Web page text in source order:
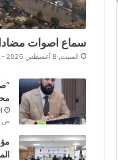
سماع اصوات
السبت, 8 أغسطس 2026 - 5:14 ص
ص